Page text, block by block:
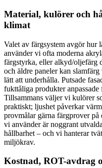
Material, kulörer och
klimat
Valet av färgsystem avgör hur
använder vi ofta moderna
färgstyrka, eller alkyd/oljefärg
och äldre paneler kan
lätt att underhålla. Putsade
fukttåliga produkter
Tillsammans väljer vi kulörer
praktiskt; ljushet påverkar
provmålar gärna färgprover
vi använder är noggrant
hållbarhet – och vi hanterar
miljökrav.
Kostnad, ROT-avdrag